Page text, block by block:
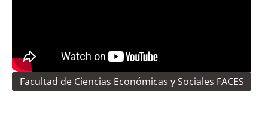
Facultad de Ciencias Económicas y Sociales FACES